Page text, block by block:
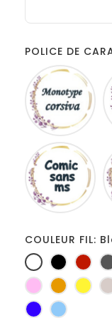
POLICE DE
ms
COULEUR FIL:
BlancNoir
RoseJaune
d'or
Bleu
roi
Bleu